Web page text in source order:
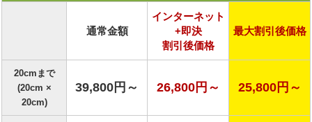
通常金額
インターネット
+即決
割引後価格
最大割引後価格
20cmまで
(20cm ×
20cm)
39,800円～ 26,800円～ 25,800円～